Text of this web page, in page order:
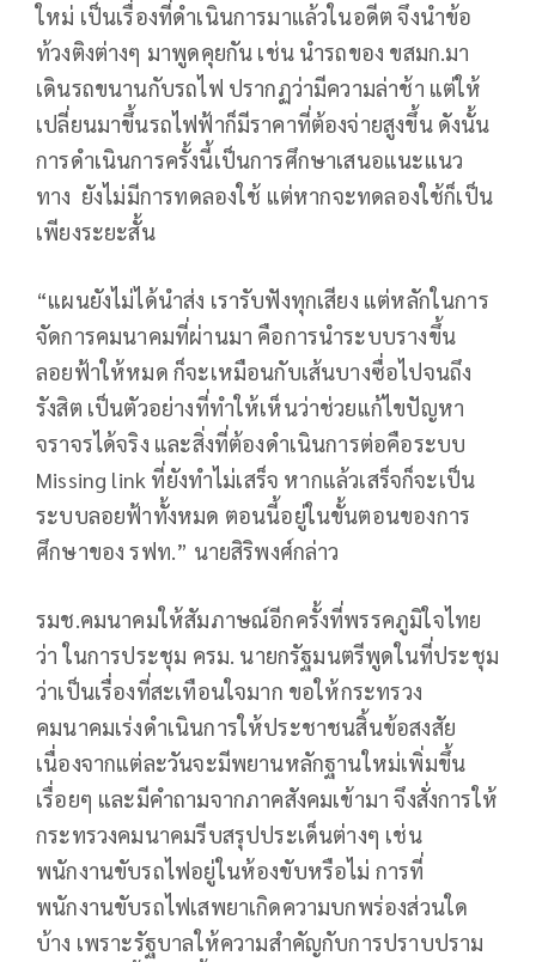
ใหม่ เป็นเรื่องที่ดำเนินการมาแล้วในอดีต จึงนำข้อ
ท้วงติงต่างๆ มาพูดคุยกัน เช่น นำรถของ ขสมก.มา
เดินรถขนานกับรถไฟ ปรากฏว่ามีความล่าช้า แต่ให้
เปลี่ยนมาขึ้นรถไฟฟ้าก็มีราคาที่ต้องจ่ายสูงขึ้น ดังนั้น
การดำเนินการครั้งนี้เป็นการศึกษาเสนอแนะแนว
ทาง ยังไม่มีการทดลองใช้ แต่หากจะทดลองใช้ก็เป็น
เพียงระยะสั้น
“แผนยังไม่ได้นำส่ง เรารับฟังทุกเสียง แต่หลักในการ
จัดการคมนาคมที่ผ่านมา คือการนำระบบรางขึ้น
ลอยฟ้าให้หมด ก็จะเหมือนกับเส้นบางซื่อไปจนถึง
รังสิต เป็นตัวอย่างที่ทำให้เห็นว่าช่วยแก้ไขปัญหา
จราจรได้จริง และสิ่งที่ต้องดำเนินการต่อคือระบบ
Missing link ที่ยังทำไม่เสร็จ หากแล้วเสร็จก็จะเป็น
ระบบลอยฟ้าทั้งหมด ตอนนี้อยู่ในขั้นตอนของการ
ศึกษาของ รฟท.” นายสิริพงศ์กล่าว
รมช.คมนาคมให้สัมภาษณ์อีกครั้งที่พรรคภูมิใจไทย
ว่า ในการประชุม ครม. นายกรัฐมนตรีพูดในที่ประชุม
ว่าเป็นเรื่องที่สะเทือนใจมาก ขอให้กระทรวง
คมนาคมเร่งดำเนินการให้ประชาชนสิ้นข้อสงสัย
เนื่องจากแต่ละวันจะมีพยานหลักฐานใหม่เพิ่มขึ้น
เรื่อยๆ และมีคำถามจากภาคสังคมเข้ามา จึงสั่งการให้
กระทรวงคมนาคมรีบสรุปประเด็นต่างๆ เช่น
พนักงานขับรถไฟอยู่ในห้องขับหรือไม่ การที่
พนักงานขับรถไฟเสพยาเกิดความบกพร่องส่วนใด
บ้าง เพราะรัฐบาลให้ความสำคัญกับการปราบปราม